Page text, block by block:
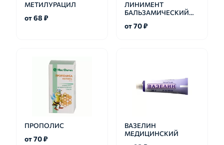
МЕТИЛУРАЦИЛ
от 68 ₽
ЛИНИМЕНТ
БАЛЬЗАМИЧЕСКИЙ
от 70 ₽
ПРОПОЛИС
от 70 ₽
ВАЗЕЛИН
МЕДИЦИНСКИЙ